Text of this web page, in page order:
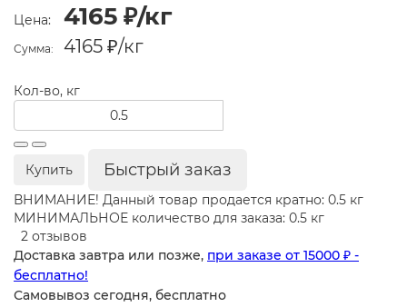
Цена:
4165 ₽/кг
Сумма: 4165 ₽/кг
Кол-во, кг
Купить Быстрый заказ
ВНИМАНИЕ! Данный товар продается кратно: 0.5 кг
МИНИМАЛЬНОЕ количество для заказа: 0.5 кг
2 отзывов
Доставка завтра или позже, при заказе от 15000 ₽ -
бесплатно!
Самовывоз сегодня, бесплатно